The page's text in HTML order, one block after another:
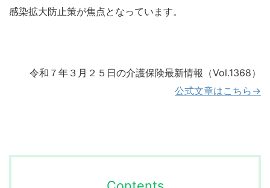
感染拡大防止策が焦点となっています。
令和７年３月２５日の介護保険最新情報（Vol.1368）
公式文章はこちら→